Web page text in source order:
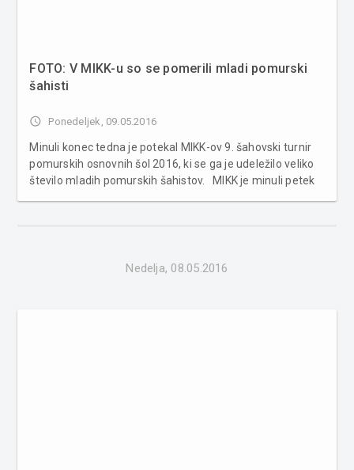
FOTO: V MIKK-u so se pomerili mladi pomurski
šahisti
access_time Ponedeljek, 09.05.2016
Minuli konec tedna je potekal MIKK-ov 9. šahovski turnir
pomurskih osnovnih šol 2016, ki se ga je udeležilo veliko
število mladih pomurskih šahistov. MIKK je minuli petek
Nedelja, 08.05.2016